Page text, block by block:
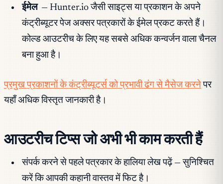
ईमेल — Hunter.io जैसी साइट्स या प्रकाशन के अपने
कंट्रीब्यूटर पेज अक्सर पत्रकारों के ईमेल प्रकट करते हैं।
कोल्ड आउटरीच के लिए यह सबसे अधिक कन्वर्जन वाला चैनल
बना हुआ है।
प्रमुख प्रकाशनों के कंट्रीब्यूटर्स को प्रभावी ढंग से मैसेज करनेपर
यहाँ अधिक विस्तृत जानकारी है।
आउटरीच टिप्स जो अभी भी काम करती हैं
संपर्क करने से पहले पत्रकार के हालिया लेख पढ़ें — सुनिश्चित
करें कि आपकी कहानी वास्तव में फिट है।